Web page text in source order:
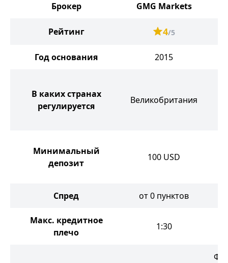
Брокер GMG Markets
Рейтинг 4/5
Год основания 2015
В каких странах
регулируется
Великобритания
Минимальный
депозит
100 USD
Спред от 0 пунктов
Макс. кредитное
плечо
1:30